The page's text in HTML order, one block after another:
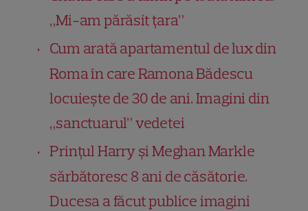
„Mi-am părăsit țara”
Cum arată apartamentul de lux din
Roma în care Ramona Bădescu
locuiește de 30 de ani. Imagini din
„sanctuarul” vedetei
Prințul Harry și Meghan Markle
sărbătoresc 8 ani de căsătorie.
Ducesa a făcut publice imagini